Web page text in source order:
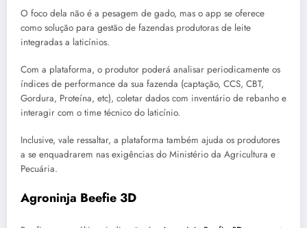
O foco dela não é a pesagem de gado, mas o app se oferece
como solução para gestão de fazendas produtoras de leite
integradas a laticínios.
Com a plataforma, o produtor poderá analisar periodicamente os
índices de performance da sua fazenda (captação, CCS, CBT,
Gordura, Proteína, etc), coletar dados com inventário de rebanho e
interagir com o time técnico do laticínio.
Inclusive, vale ressaltar, a plataforma também ajuda os produtores
a se enquadrarem nas exigências do Ministério da Agricultura e
Pecuária.
Agroninja Beefie 3D